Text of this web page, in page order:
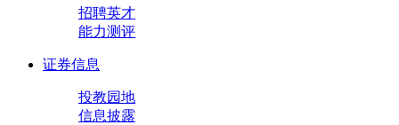
招聘英才
能力测评
证券信息
投教园地
信息披露